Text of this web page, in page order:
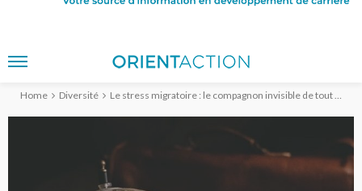
Home Diversité Le stress migratoire : le compagnon invisible de tout départ